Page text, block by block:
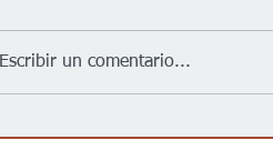
Escribir un comentario...